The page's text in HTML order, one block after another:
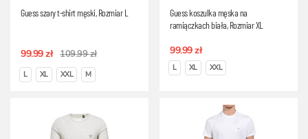
Guess szary t-shirt męski, Rozmiar L
99.99 zł 109.99 zł
L XL XXL M
Guess koszulka męska na
ramiączkach biała, Rozmiar XL
99.99 zł
L XL XXL